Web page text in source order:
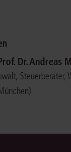
Dr. Andreas
Steuerberater,